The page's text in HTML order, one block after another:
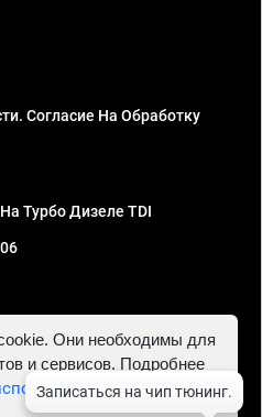
Согласие На Обработку
Турбо Дизеле TDI
ИНН 781302555843,
Они необходимы для
и сервисов. Подробнее
файлов